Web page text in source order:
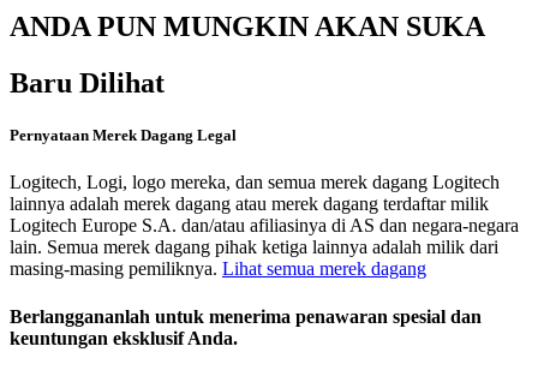
ANDA PUN MUNGKIN AKAN SUKA
Baru Dilihat
Pernyataan Merek Dagang Legal
Logitech, Logi, logo mereka, dan semua merek dagang Logitech
lainnya adalah merek dagang atau merek dagang terdaftar milik
Logitech Europe S.A. dan/atau afiliasinya di AS dan negara-negara
lain. Semua merek dagang pihak ketiga lainnya adalah milik dari
masing-masing pemiliknya. Lihat semua merek dagang
Berlanggananlah untuk menerima penawaran spesial dan
keuntungan eksklusif Anda.